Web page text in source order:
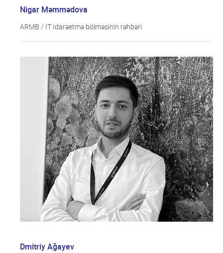
Nigar Məmmədova
ARMB / İT İdarəetmə bölməsinin rəhbəri
Dmitriy Ağayev